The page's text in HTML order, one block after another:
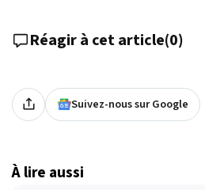
Réagir à cet article(0)
Suivez-nous sur Google
À lire aussi